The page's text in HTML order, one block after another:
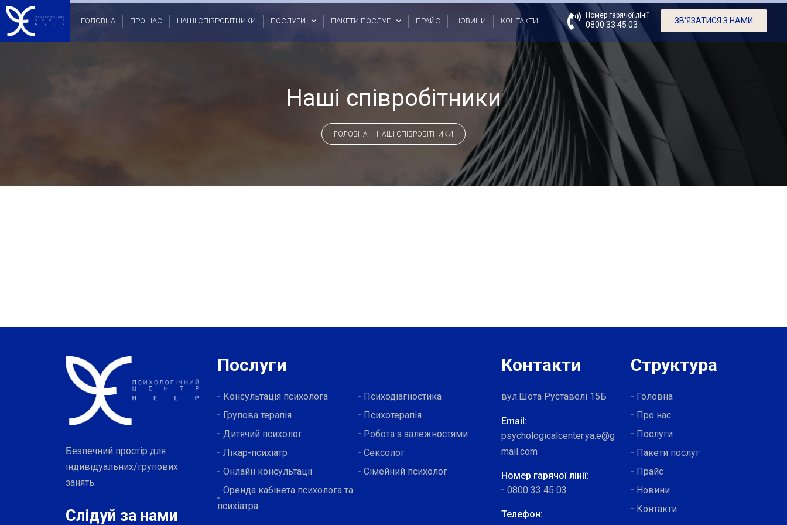
ГОЛОВНА ПРО НАС НАШІ СПІВРОБІТНИКИ ПОСЛУГИ ПАКЕТИ ПОСЛУГ ПРАЙС НОВИНИ КОНТАКТИ
Номер гарячої лінії
0800 33 45 03 ЗВ'ЯЗАТИСЯ З НАМИ
Наші співробітники
ГОЛОВНА — НАШІ СПІВРОБІТНИКИ
Безпечний простір для
індивідуальних/групових
занять.
Слідуй за нами
Послуги
Консультація психолога
Групова терапія
Дитячий психолог
Лікар-психіатр
Онлайн консультації
Оренда кабінета психолога та
психіатра
Психодіагностика
Психотерапія
Робота з залежностями
Сексолог
Сімейний психолог
Контакти
вул.Шота Руставелі 15Б
Email:
psychologicalcenter.ya.e@g
mail.com
Номер гарячої лінії:
0800 33 45 03
Телефон:
Структура
Головна
Про нас
Послуги
Пакети послуг
Прайс
Новини
Контакти